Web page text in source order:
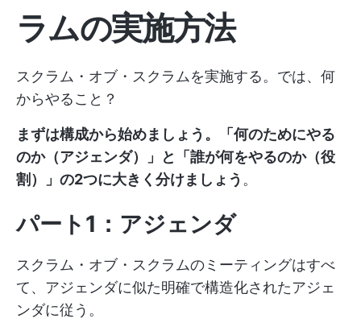
ラムの実施方法
スクラム・オブ・スクラムを実施する。では、何
からやること？
まずは構成から始めましょう。「何のためにやる
のか（アジェンダ）」と「誰が何をやるのか（役
割）」の2つに大きく分けましょう 。
パート1：アジェンダ
スクラム・オブ・スクラムのミーティングはすべ
て、アジェンダに似た明確で構造化されたアジェ
ンダに従う。